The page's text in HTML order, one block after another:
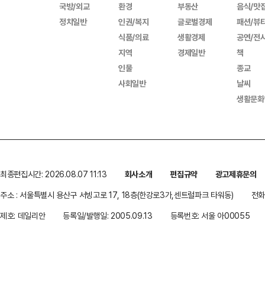
국방/외교
정치일반
환경
인권/복지
식품/의료
지역
인물
사회일반
부동산
글로벌경제
생활경제
경제일반
음식/맛
패션/뷰
공연/전
책
종교
날씨
생활문
최종편집시간: 2026.08.07 11:13 회사소개 편집규약
광고제휴문의
주소 : 서울특별시 용산구 서빙고로 17, 18층(한강로3가,센트럴파크 타워동)
전
제호: 데일리안
등록일/발행일: 2005.09.13 등록번호: 서울 아00055